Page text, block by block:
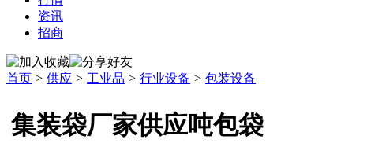
资讯
招商
首页 > 供应 > 工业品 > 行业设备 > 包装设备
集装袋厂家供应吨包袋